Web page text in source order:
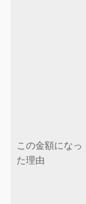
この金額になっ
た理由